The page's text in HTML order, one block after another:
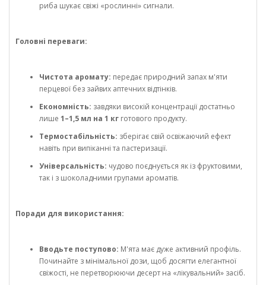
риба шукає свіжі «рослинні» сигнали.
Головні переваги:
Чистота аромату: передає природний запах м'яти
перцевої без зайвих аптечних відтінків.
Економність: завдяки високій концентрації достатньо
лише 1–1,5 мл на 1 кг готового продукту.
Термостабільність: зберігає свій освіжаючий ефект
навіть при випіканні та пастеризації.
Універсальність: чудово поєднується як із фруктовими,
так і з шоколадними групами ароматів.
Поради для використання:
Вводьте поступово: М'ята має дуже активний профіль.
Починайте з мінімальної дози, щоб досягти елегантної
свіжості, не перетворюючи десерт на «лікувальний» засіб.